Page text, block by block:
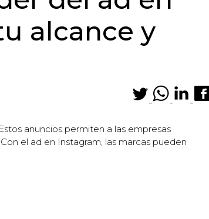
alcance y
anuncios permiten a las empresas
el ad en Instagram, las marcas pueden